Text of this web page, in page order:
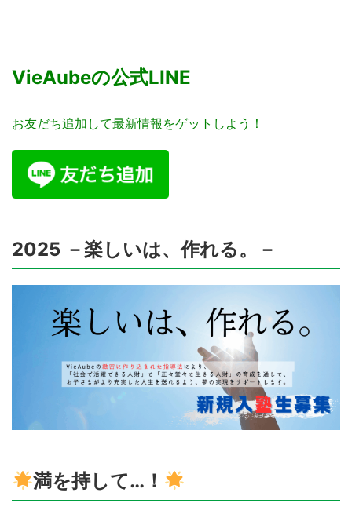
VieAubeの公式LINE
お友だち追加して最新情報をゲットしよう！
2025 －楽しいは、作れる。－
満を持して…！